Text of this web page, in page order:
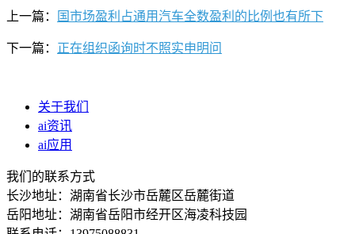
上一篇： 国市场盈利占通用汽车全数盈利的比例也有所下
下一篇： 正在组织函询时不照实申明问
关于我们
ai资讯
ai应用
我们的联系方式
长沙地址：湖南省长沙市岳麓区岳麓街道
岳阳地址：湖南省岳阳市经开区海凌科技园